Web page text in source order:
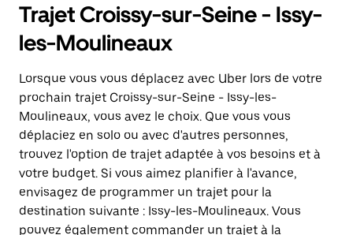
Trajet Croissy-sur-Seine - Issy-
les-Moulineaux
Lorsque vous vous déplacez avec Uber lors de votre
prochain trajet Croissy-sur-Seine - Issy-les-
Moulineaux, vous avez le choix. Que vous vous
déplaciez en solo ou avec d'autres personnes,
trouvez l'option de trajet adaptée à vos besoins et à
votre budget. Si vous aimez planifier à l'avance,
envisagez de programmer un trajet pour la
destination suivante : Issy-les-Moulineaux. Vous
pouvez également commander un trajet à la